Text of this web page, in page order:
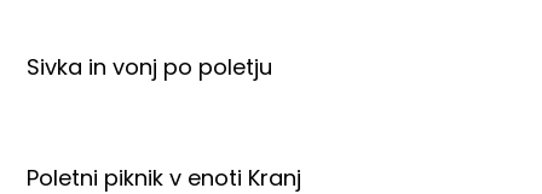
Sivka in vonj po poletju
Poletni piknik v enoti Kranj